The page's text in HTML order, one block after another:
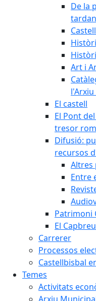
De la
Art i
El castell
El Pont
tresor
Difusió:
recursos
Altres
Entre
Patrimoni
El
Carrerer
Processos
Castellbisbal
Temes
Activitats